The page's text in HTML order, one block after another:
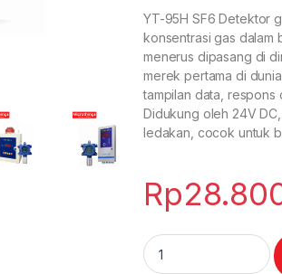
YT-95H SF6 Detektor
konsentrasi gas dalam
menerus dipasang di
merek pertama di
tampilan data, respons
Didukung oleh 24V
ledakan, cocok untuk
Rp
SF6 GAS Detector